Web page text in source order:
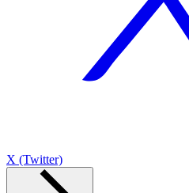
X (Twitter)